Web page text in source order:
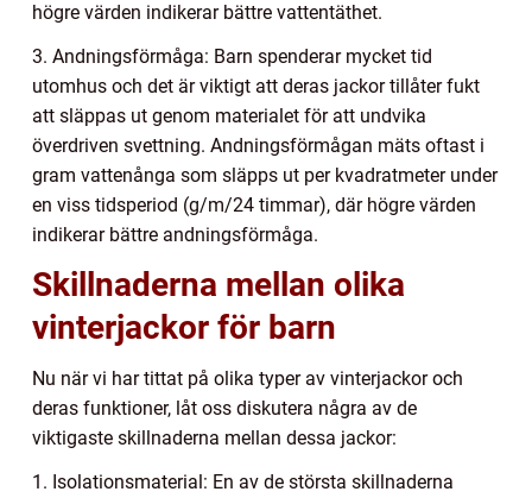
högre värden indikerar bättre vattentäthet.
3. Andningsförmåga: Barn spenderar mycket tid
utomhus och det är viktigt att deras jackor tillåter fukt
att släppas ut genom materialet för att undvika
överdriven svettning. Andningsförmågan mäts oftast i
gram vattenånga som släpps ut per kvadratmeter under
en viss tidsperiod (g/m/24 timmar), där högre värden
indikerar bättre andningsförmåga.
Skillnaderna mellan olika
vinterjackor för barn
Nu när vi har tittat på olika typer av vinterjackor och
deras funktioner, låt oss diskutera några av de
viktigaste skillnaderna mellan dessa jackor:
1. Isolationsmaterial: En av de största skillnaderna